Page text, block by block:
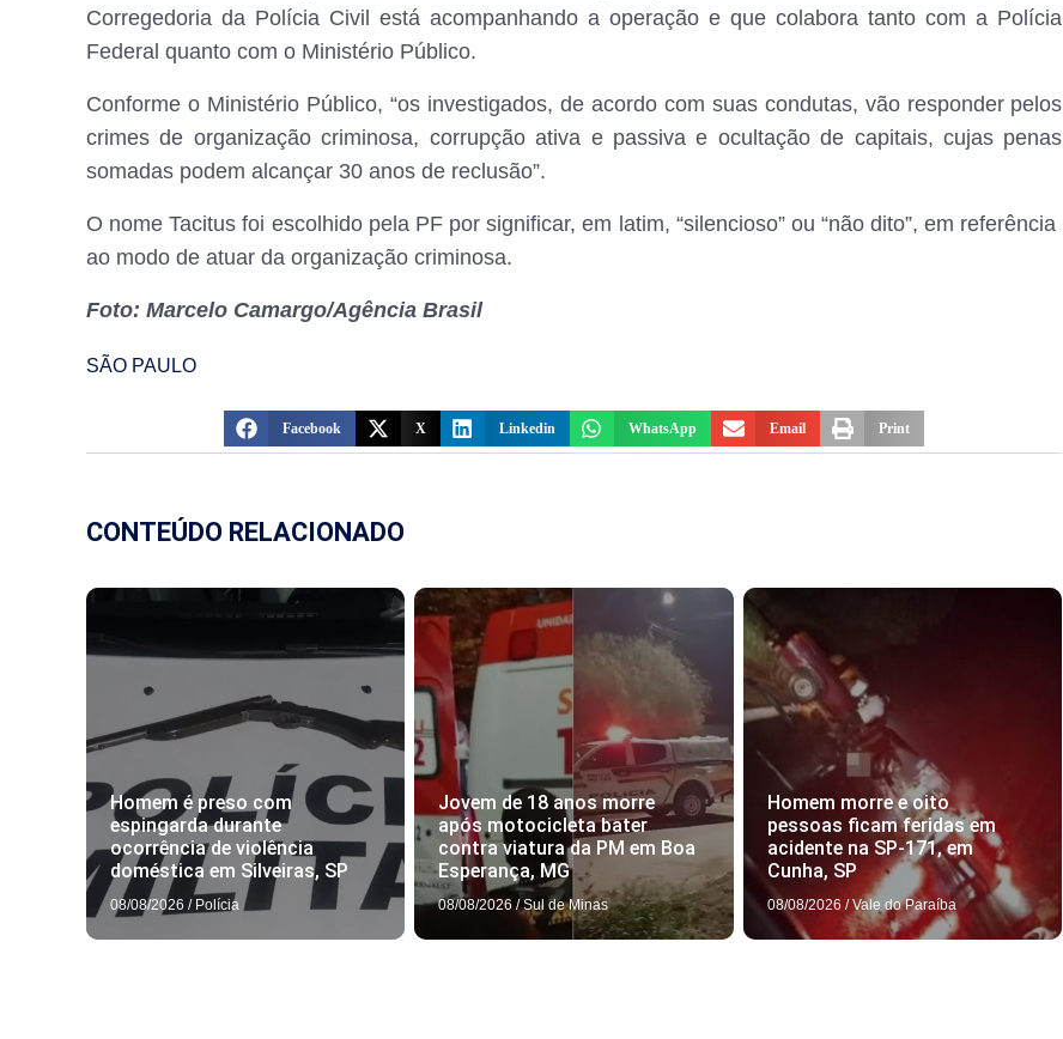
Corregedoria da Polícia Civil está acompanhando a operação e que colabora tanto com a Polícia
Federal quanto com o Ministério Público.
Conforme o Ministério Público, “os investigados, de acordo com suas condutas, vão responder pelos
crimes de organização criminosa, corrupção ativa e passiva e ocultação de capitais, cujas penas
somadas podem alcançar 30 anos de reclusão”.
O nome Tacitus foi escolhido pela PF por significar, em latim, “silencioso” ou “não dito”, em referência
ao modo de atuar da organização criminosa.
Foto: Marcelo Camargo/Agência Brasil
SÃO PAULO
Facebook X Linkedin WhatsApp Email Print
CONTEÚDO RELACIONADO
Homem é preso com
espingarda durante
ocorrência de violência
doméstica em Silveiras, SP
08/08/2026 / Polícia
Jovem de 18 anos morre
após motocicleta bater
contra viatura da PM em Boa
Esperança, MG
08/08/2026 / Sul de Minas
Homem morre e oito
pessoas ficam feridas em
acidente na SP-171, em
Cunha, SP
08/08/2026 / Vale do Paraíba